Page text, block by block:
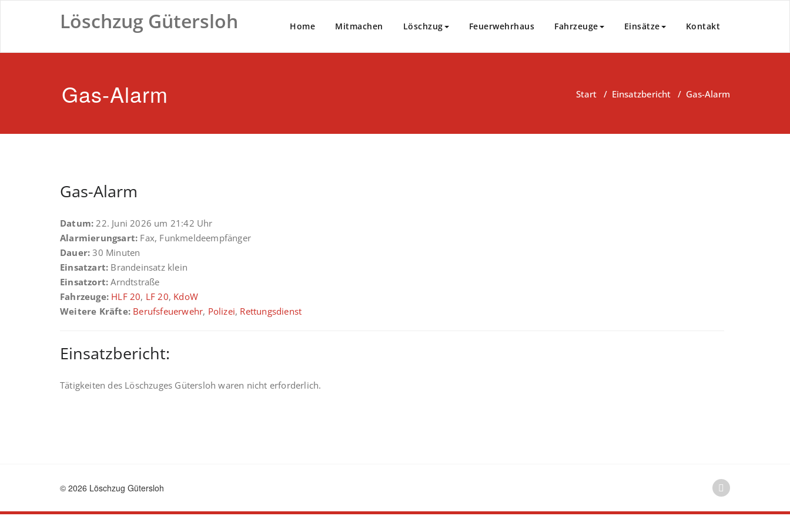
Löschzug Gütersloh Home Mitmachen Löschzug Feuerwehrhaus Fahrzeuge Einsätze Kontakt
Gas-Alarm Start / Einsatzbericht / Gas-Alarm
Gas-Alarm
Datum: 22. Juni 2026 um 21:42 Uhr
Alarmierungsart: Fax, Funkmeldeempfänger
Dauer: 30 Minuten
Einsatzart: Brandeinsatz klein
Einsatzort: Arndtstraße
Fahrzeuge: HLF 20, LF 20, KdoW
Weitere Kräfte: Berufsfeuerwehr, Polizei, Rettungsdienst
Einsatzbericht:
Tätigkeiten des Löschzuges Gütersloh waren nicht erforderlich.
© 2026 Löschzug Gütersloh